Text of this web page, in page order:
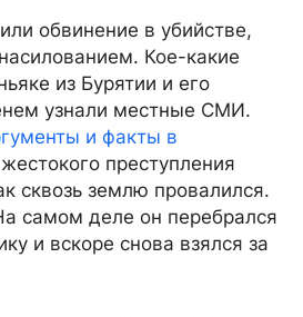
обвинение в убийстве,
Кое-какие
из Бурятии и его
узнали местные СМИ.
и факты в
преступления
сквозь землю провалился.
самом деле он перебрался
и вскоре снова взялся за